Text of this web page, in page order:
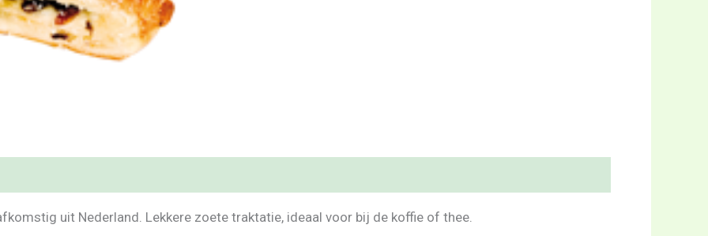
uit Nederland. Lekkere zoete traktatie, ideaal voor bij de koffie of thee.